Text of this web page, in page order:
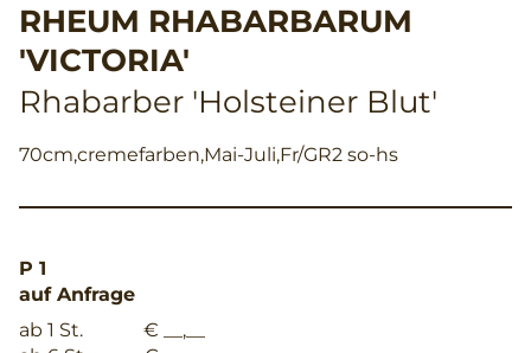
RHEUM RHABARBARUM
'VICTORIA'
Rhabarber 'Holsteiner Blut'
70cm,cremefarben,Mai-Juli,Fr/GR2 so-hs
P 1
auf Anfrage
ab 1 St.
€ __,__